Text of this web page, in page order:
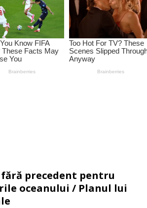
precedent pentru
oceanului / Planul lui